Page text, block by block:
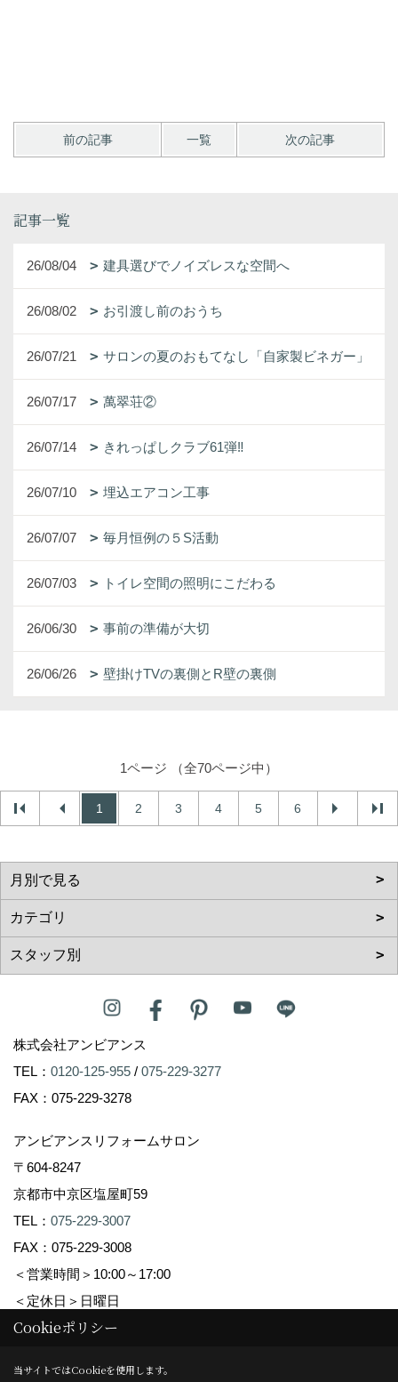
前の記事 一覧 次の記事
記事一覧
26/08/04 建具選びでノイズレスな空間へ
26/08/02 お引渡し前のおうち
26/07/21 サロンの夏のおもてなし「自家製ビネガー」
26/07/17 萬翠荘②
26/07/14 きれっぱしクラブ61弾‼
26/07/10 埋込エアコン工事
26/07/07 毎月恒例の５S活動
26/07/03 トイレ空間の照明にこだわる
26/06/30 事前の準備が大切
26/06/26 壁掛けTVの裏側とR壁の裏側
1ページ （全70ページ中）
1 2 3 4 5 6
株式会社アンビアンス
TEL： 0120-125-955 / 075-229-3277
FAX：075-229-3278
アンビアンスリフォームサロン
〒604-8247
京都市中京区塩屋町59
TEL： 075-229-3007
FAX：075-229-3008
＜営業時間＞10:00～17:00
＜定休日＞日曜日
Copyright (c) Ambiance Co.,Ltd. All Rights Reserved.
Cookieポリシー
当サイトではCookieを使用します。